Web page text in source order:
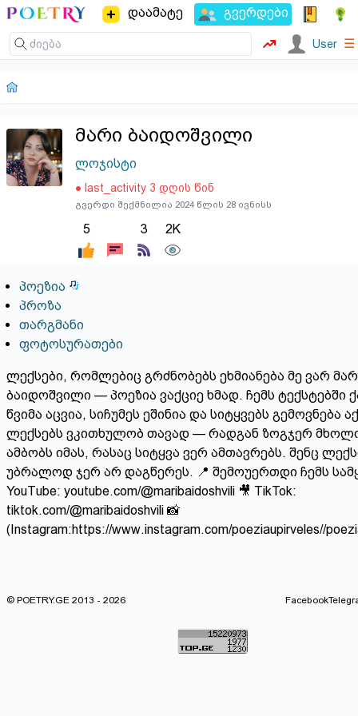
დაამატე გვერდები
User ☰
მარი ბაიდოშვილი
ლოჯისტი
● last_activity 3 დღის წინ
გვერდი შექმნილია 2024 წლის 28 ივნისს
5 3 2K
პოეზია
პროზა
თარგმანი
ფოტოსურათები
ლექსები, რომლებიც გრძნობებს ეხმიანება მე ვარ
ბაიდოშვილი — პოეზია ვაქციე ხმად. ჩემს ტექსტებში
წვიმა აცვია, სიჩუმეს ეშინია და სიტყვებს გემოვნება
ლექსებს ვკითხულობ თავად — რადგან ზოგჯერ
ამბობს იმას, რასაც სიტყვა ვერ ამთავრებს. შენც
უბრალოდ ჯერ არ დაგწერეს. 📍 შემოუერთდი ჩემს
YouTube: youtube.com/@maribaidoshvili 🎥 TikTok:
tiktok.com/@maribaidoshvili 📸
(Instagram:https://www.instagram.com/poeziaupirveles//
© POETRY.GE 2013 - 2026 Facebook